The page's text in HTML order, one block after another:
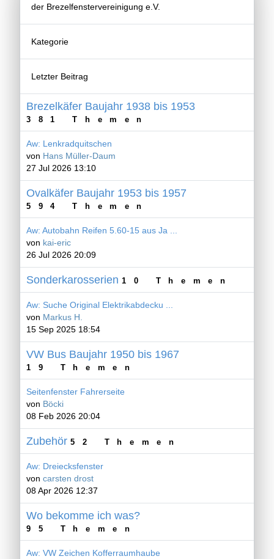
der Brezelfenstervereinigung e.V.
Kategorie
Letzter Beitrag
Brezelkäfer Baujahr 1938 bis 1953
381 Themen
Aw: Lenkradquitschen
von Hans Müller-Daum
27 Jul 2026 13:10
Ovalkäfer Baujahr 1953 bis 1957
594 Themen
Aw: Autobahn Reifen 5.60-15 aus Ja ...
von kai-eric
26 Jul 2026 20:09
Sonderkarosserien 10 Themen
Aw: Suche Original Elektrikabdecku ...
von Markus H.
15 Sep 2025 18:54
VW Bus Baujahr 1950 bis 1967
19 Themen
Seitenfenster Fahrerseite
von Böcki
08 Feb 2026 20:04
Zubehör 52 Themen
Aw: Dreiecksfenster
von carsten drost
08 Apr 2026 12:37
Wo bekomme ich was?
95 Themen
Aw: VW Zeichen Kofferraumhaube